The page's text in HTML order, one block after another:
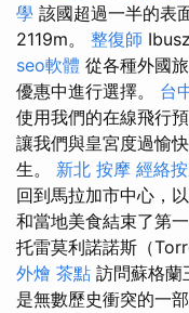
學 該國超過一半的表
2119m。 整復師
seo軟體 從各種外國
優惠中進行選擇。 台
使用我們的在線飛行
讓我們與皇宮度過愉
生。 新北 按摩 經絡
回到馬拉加市中心，
和當地美食結束了第一
托雷莫利諾諾斯（
外燴 茶點 訪問蘇格蘭
是無數歷史衝突的一部